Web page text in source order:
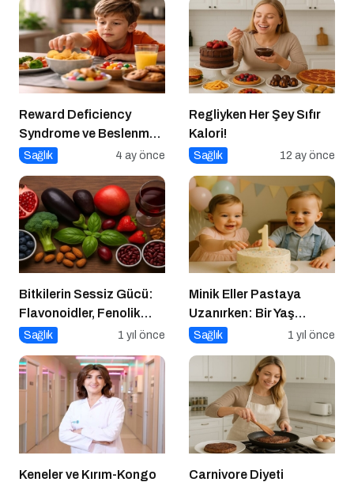
Reward Deficiency
Syndrome ve Beslenme
Davranışı
Sağlık 4 ay önce
Regliyken Her Şey Sıfır
Kalori!
Sağlık 12 ay önce
Bitkilerin Sessiz Gücü:
Flavonoidler, Fenolik
Asitler ve Diğer
Sağlık 1 yıl önce
Minik Eller Pastaya
Uzanırken: Bir Yaş
Sonrası Beslenmeye
Sağlık 1 yıl önce
Keneler ve Kırım-Kongo
Carnivore Diyeti